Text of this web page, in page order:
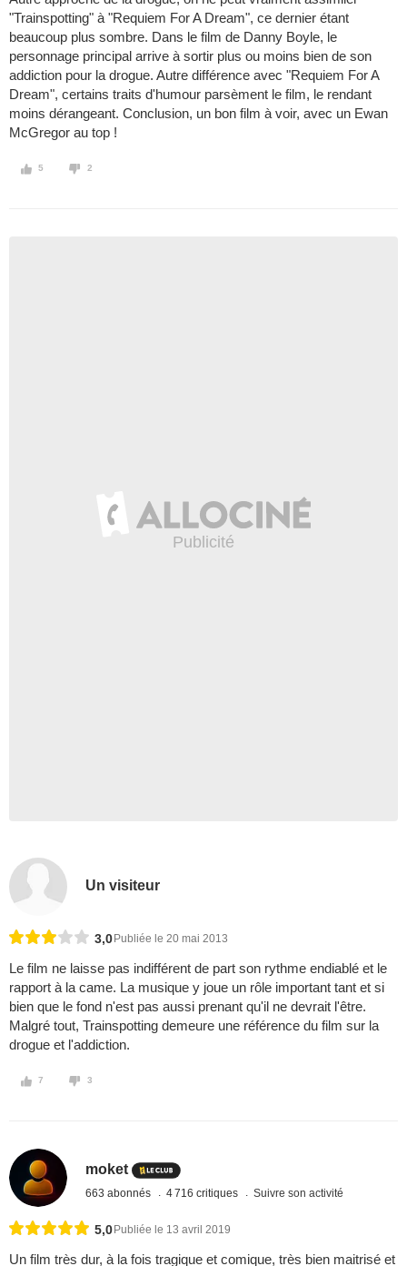
"Trainspotting" à "Requiem For A Dream", ce dernier étant
beaucoup plus sombre. Dans le film de Danny Boyle, le
personnage principal arrive à sortir plus ou moins bien de son
addiction pour la drogue. Autre différence avec "Requiem For A
Dream", certains traits d'humour parsèment le film, le rendant
moins dérangeant. Conclusion, un bon film à voir, avec un Ewan
McGregor au top !
5 2
Un visiteur
3,0 Publiée le 20 mai 2013
Le film ne laisse pas indifférent de part son rythme endiablé et le
rapport à la came. La musique y joue un rôle important tant et si
bien que le fond n'est pas aussi prenant qu'il ne devrait l'être.
Malgré tout, Trainspotting demeure une référence du film sur la
drogue et l'addiction.
7 3
moket
663 abonnés 4 716 critiques Suivre son activité
5,0 Publiée le 13 avril 2019
Un film très dur, à la fois tragique et comique, très bien maitrisé et